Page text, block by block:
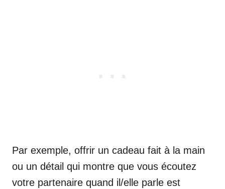
Par exemple, offrir un cadeau fait à la main
ou un détail qui montre que vous écoutez
votre partenaire quand il/elle parle est